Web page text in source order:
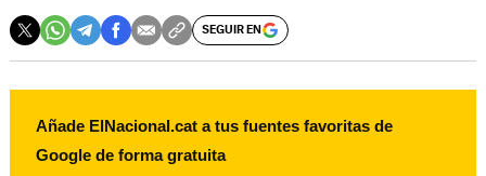
SEGUIR EN
Añade ElNacional.cat a tus fuentes favoritas de
Google de forma gratuita